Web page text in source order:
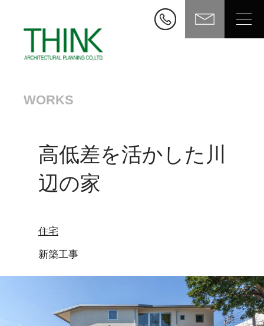
WORKS
高低差を活かした川
辺の家
住宅
新築工事